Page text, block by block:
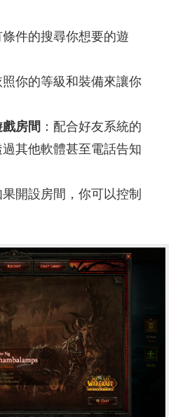
條件的搜尋你想要的遊
照你的等級和裝備來讓你
房間 ：配合好友系統的
其他軟體甚至電話告知
果開設房間，你可以控制